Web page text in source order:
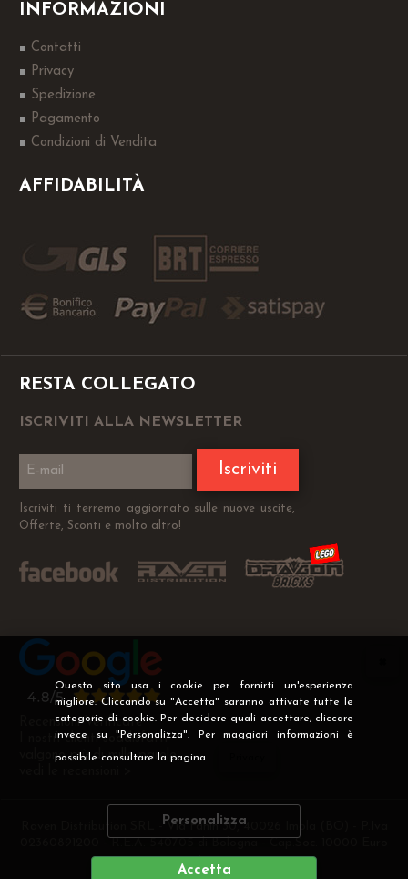
Questo sito usa i cookie per fornirti un'esperienza
migliore. Cliccando su "Accetta" saranno attivate tutte le
categorie di cookie. Per decidere quali accettare, cliccare
invece su "Personalizza". Per maggiori informazioni è
possibile consultare la pagina .
Personalizza
Accetta
INFORMAZIONI
Contatti
Privacy
Spedizione
Pagamento
Condizioni di Vendita
AFFIDABILITÀ
RESTA COLLEGATO
ISCRIVITI ALLA NEWSLETTER
Iscriviti
Iscriviti ti terremo aggiornato sulle nuove uscite,
Offerte, Sconti e molto altro!
Recensioni Verificate
I nostri clienti soddisfatti
valgono più di mille parole
Raven Distribution SRL - Via Fanin 30, 40026 Imola (BO) - P.Iva
i.v